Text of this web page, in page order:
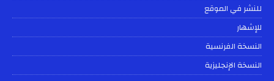
للنشر في الموقع
للإشهار
النسخة الفرنسية
النسخة الإنجليزية